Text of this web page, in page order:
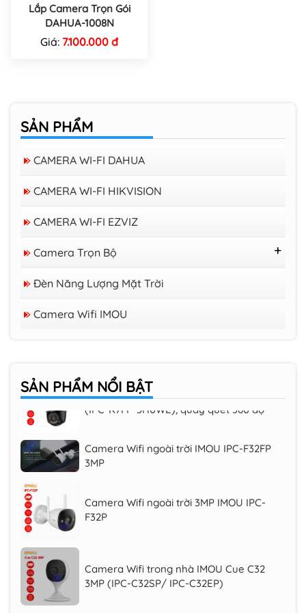
Lắp Camera Trọn Gói
DAHUA-1008N
Giá: 7.100.000 đ
SẢN PHẨM
CAMERA WI-FI DAHUA
CAMERA WI-FI HIKVISION
CAMERA WI-FI EZVIZ
Camera Trọn Bộ
Trọn Bộ 08 Camera
Trọn Bộ 04 Camera
Đèn Năng Lượng Mặt Trời
Camera Wifi IMOU
SẢN PHẨM NỔI BẬT
Camera Wifi iMOU Cruiser SC 2K 3MP
(IPC-K7FP-3H0WE), quay quét 360 độ
Camera Wifi ngoài trời IMOU IPC-F32FP
3MP
Camera Wifi ngoài trời 3MP IMOU IPC-
F32P
Camera Wifi trong nhà IMOU Cue C32
3MP (IPC-C32SP/ IPC-C32EP)